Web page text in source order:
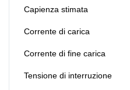
Capienza stimata
Corrente di carica
Corrente di fine carica
Tensione di interruzione